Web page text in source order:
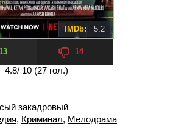
IMDb: 5.2
13 14
4.8/ 10 (27 гол.)
закадровый
, Криминал, Мелодрама